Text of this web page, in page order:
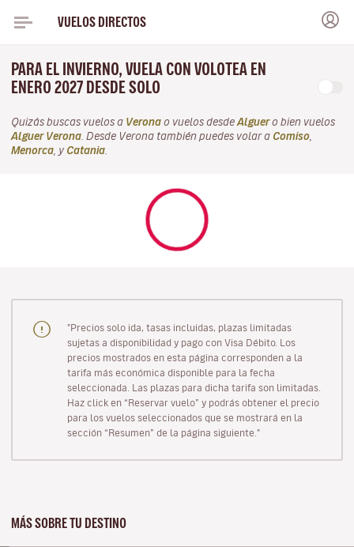
VUELOS DIRECTOS
PARA EL INVIERNO, VUELA CON VOLOTEA EN
ENERO 2027 DESDE SOLO
Quizás buscas vuelos a Verona o vuelos desde Alguero bien vuelos
Alguer Verona . Desde Verona también puedes volar a Comiso
Menorca , y Catania
"Precios solo ida, tasas incluidas, plazas limitadas
sujetas a disponibilidad y pago con Visa Débito. Los
precios mostrados en esta página corresponden a la
tarifa más económica disponible para la fecha
seleccionada. Las plazas para dicha tarifa son limitadas.
Haz click en “Reservar vuelo” y podrás obtener el precio
para los vuelos seleccionados que se mostrará en la
sección “Resumen” de la página siguiente."
MÁS SOBRE TU DESTINO